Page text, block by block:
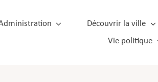
Découvrir la ville
Vie politique